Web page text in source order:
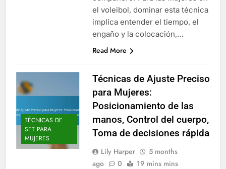
el voleibol, dominar esta técnica
implica entender el tiempo, el
engaño y la colocación,…
Read More
TÉCNICAS DE
SET PARA
MUJERES
Técnicas de Ajuste Preciso
para Mujeres:
Posicionamiento de las
manos, Control del cuerpo,
Toma de decisiones rápida
Lily Harper
5 months
ago
0 19 mins mins